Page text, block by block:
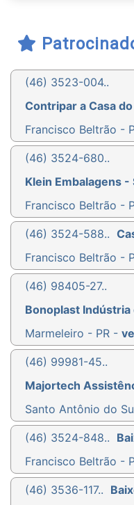
(46) 3523-004..
Contripar a Casa
Francisco Beltrão -
(46) 3524-680..
Klein Embalagens -
Francisco Beltrão -
(46) 3524-588..
Francisco Beltrão -
(46) 98405-27..
Bonoplast
Marmeleiro - PR -
(46) 99981-45..
Majortech
Santo Antônio do
(46) 3524-848..
Francisco Beltrão -
(46) 3536-117..